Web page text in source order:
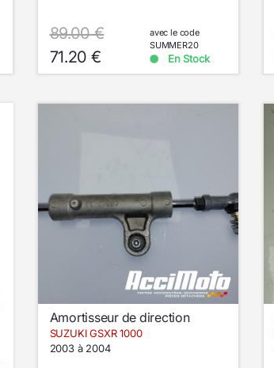
89.00 €
71.20 €
avec le code
SUMMER20
En Stock
Amortisseur de direction
SUZUKI GSXR 1000
2003 à 2004